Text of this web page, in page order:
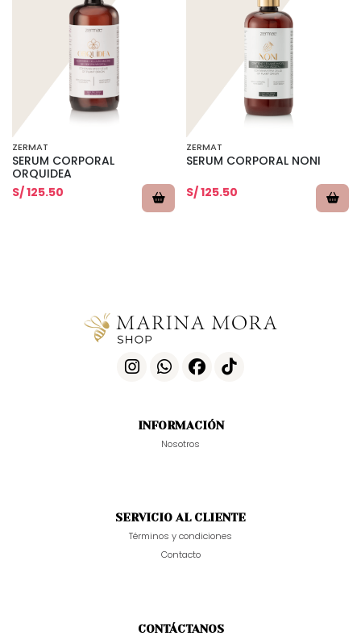
ZERMAT
SERUM CORPORAL
ORQUIDEA
S/ 125.50
ZERMAT
SERUM CORPORAL NONI
S/ 125.50
INFORMACIÓN
Nosotros
SERVICIO AL CLIENTE
Términos y condiciones
Contacto
CONTÁCTANOS